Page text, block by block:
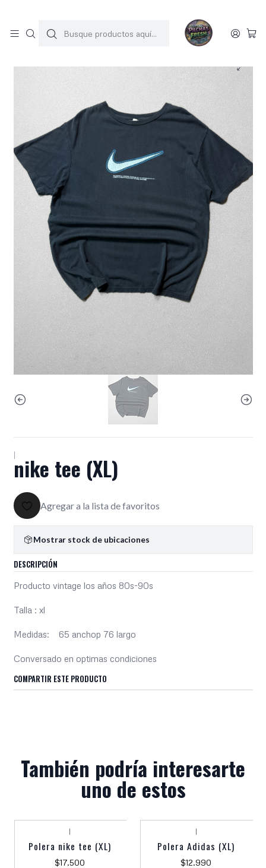
Inicio POLERAS nike tee (XL)
|nike tee (XL)
Agregar a la lista de favoritos
Mostrar stock de ubicaciones
DESCRIPCIÓN
Producto vintage los años 80s-90s
Talla : xl
Medidas: 65 anchop 76 largo
Conversado en optimas condiciones
COMPARTIR ESTE PRODUCTO
También podría interesarte
uno de estos
|
Polera nike tee (XL)
$17.500
|
Polera Adidas (XL)
$12.990